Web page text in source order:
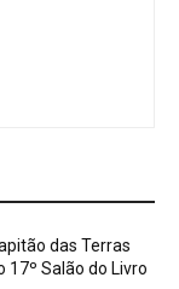
das Terras
17º Salão do Livro